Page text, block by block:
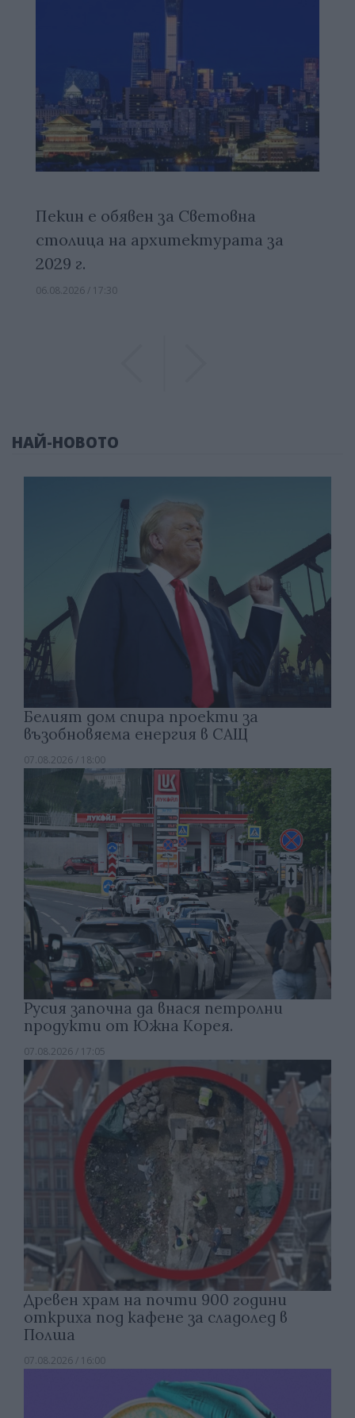
Пекин е обявен за Световна
столица на архитектурата за
2029 г.
06.08.2026 / 17:30
НАЙ-НОВОТО
Белият дом спира проекти за
възобновяема енергия в САЩ
07.08.2026 / 18:00
Русия започна да внася петролни
продукти от Южна Корея.
07.08.2026 / 17:05
Древен храм на почти 900 години
откриха под кафене за сладолед в
Полша
07.08.2026 / 16:00